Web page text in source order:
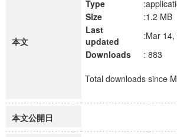
本文
Type
Size
:1.2 MB
Last
updated
:Mar
Downloads
: 883
Total downloads since
本文公開日